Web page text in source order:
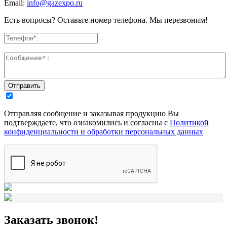
Email: info@gazexpo.ru
Есть вопросы? Оставьте номер телефона. Мы перезвоним!
Отправляя сообщение и заказывая продукцию Вы
подтверждаете, что ознакомились и согласны с Политикой
конфиденциальности и обработки персональных данных
Заказать звонок!